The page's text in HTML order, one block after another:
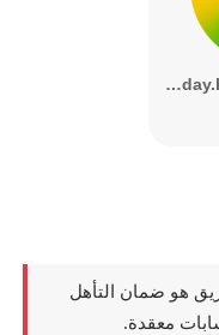
هو ضمان التأهل